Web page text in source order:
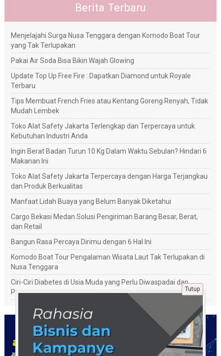
Berita Terbaru
Menjelajahi Surga Nusa Tenggara dengan Komodo Boat Tour
yang Tak Terlupakan
Pakai Air Soda Bisa Bikin Wajah Glowing
Update Top Up Free Fire : Dapatkan Diamond untuk Royale
Terbaru
Tips Membuat French Fries atau Kentang Goreng Renyah, Tidak
Mudah Lembek
Toko Alat Safety Jakarta Terlengkap dan Terpercaya untuk
Kebutuhan Industri Anda
Ingin Berat Badan Turun 10 Kg Dalam Waktu Sebulan? Hindari 6
Makanan Ini
Toko Alat Safety Jakarta Terpercaya dengan Harga Terjangkau
dan Produk Berkualitas
Manfaat Lidah Buaya yang Belum Banyak Diketahui
Cargo Bekasi Medan Solusi Pengiriman Barang Besar, Berat,
dan Retail
Bangun Rasa Percaya Dirimu dengan 6 Hal Ini
Komodo Boat Tour Pengalaman Wisata Laut Tak Terlupakan di
Nusa Tenggara
Ciri-Ciri Diabetes di Usia Muda yang Perlu Diwaspadai dan
Penanganannya
Tutup